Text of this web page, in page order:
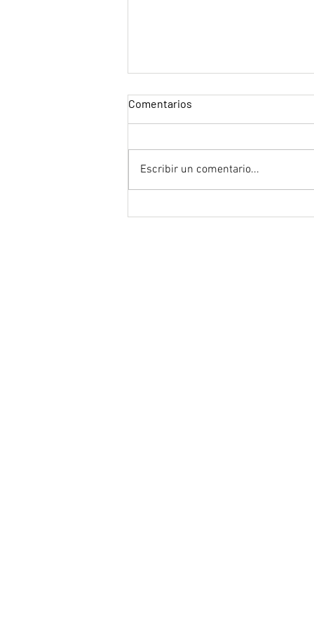
Comentarios
Escribir un comentario...